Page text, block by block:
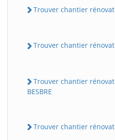
Trouver chantier
Trouver chantier
Trouver chantier
BESBRE
Trouver chantier